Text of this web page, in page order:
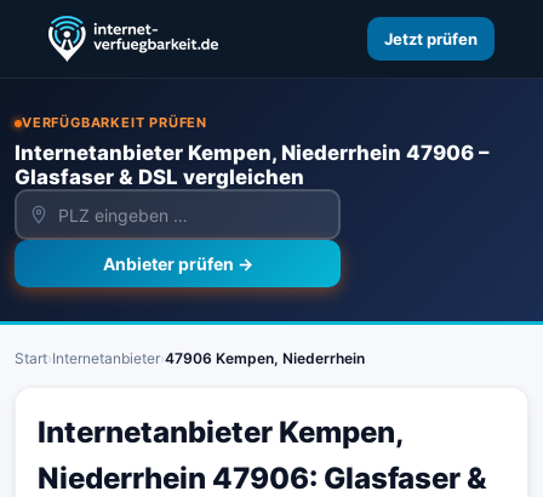
Jetzt prüfen
VERFÜGBARKEIT PRÜFEN
Internetanbieter Kempen, Niederrhein 47906 –
Glasfaser & DSL vergleichen
Anbieter prüfen →
Start›Internetanbieter›47906 Kempen, Niederrhein
Internetanbieter Kempen,
Niederrhein 47906: Glasfaser &